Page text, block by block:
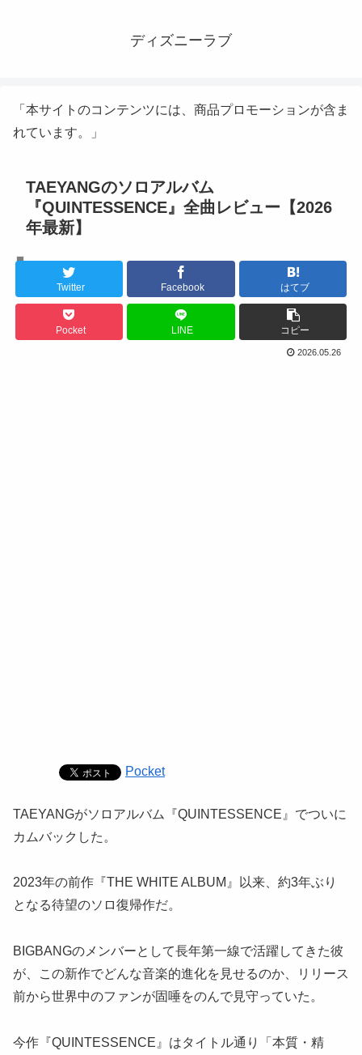
ディズニーラブ
「本サイトのコンテンツには、商品プロモーションが含ま
れています。」
TAEYANGのソロアルバム
『QUINTESSENCE』全曲レビュー【2026
年最新】
Twitter Facebook はてブ
Pocket LINE コピー
2026.05.26
Pocket
TAEYANGがソロアルバム『QUINTESSENCE』でついに
カムバックした。
2023年の前作『THE WHITE ALBUM』以来、約3年ぶり
となる待望のソロ復帰作だ。
BIGBANGのメンバーとして長年第一線で活躍してきた彼
が、この新作でどんな音楽的進化を見せるのか、リリース
前から世界中のファンが固唾をのんで見守っていた。
今作『QUINTESSENCE』はタイトル通り「本質・精